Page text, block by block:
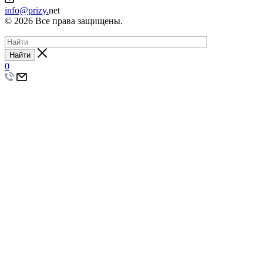
info@prizy.net
© 2026 Все права защищены.
Найти
0